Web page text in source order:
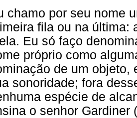
chamo por seu nome
fila ou na última:
Eu só faço
próprio como
de um objeto,
sonoridade; fora
espécie de
o senhor Gardiner